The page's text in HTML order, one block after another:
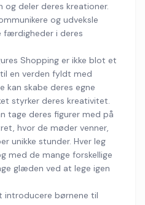
og deler deres kreationer.
og udveksle
færdigheder i deres
Shopping er ikke blot et
en verden fyldt med
kan skabe deres egne
styrker deres kreativitet.
tage deres figurer med på
hvor de møder venner,
unikke stunder. Hver leg
med de mange forskellige
glæden ved at lege igen
børnene til